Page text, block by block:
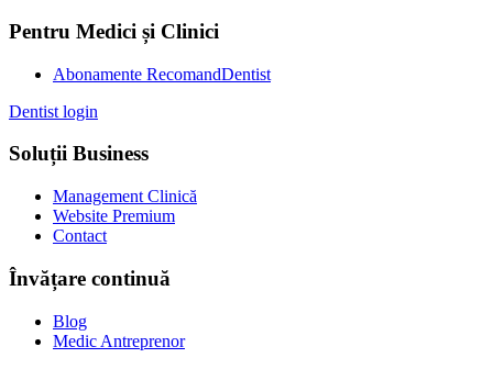
Pentru Medici și Clinici
Abonamente RecomandDentist
Dentist login
Soluții Business
Management Clinică
Website Premium
Contact
Învățare continuă
Blog
Medic Antreprenor